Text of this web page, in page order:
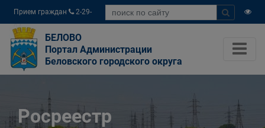
Прием граждан
2-29-
04
БЕЛОВО
Портал Администрации
Беловского городского округа
Росреестр